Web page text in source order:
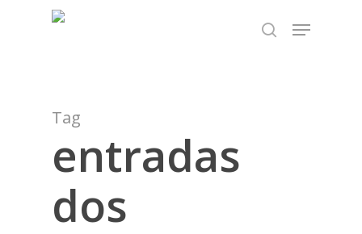
TEST89838
search
Menu
Tag
entradas
dos